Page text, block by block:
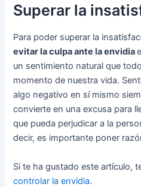
Superar la
Para poder superar la
evitar la culpa ante la envidia
un sentimiento natural que
momento de nuestra vida.
algo negativo en sí mismo
convierte en una excusa para
que pueda perjudicar a la
decir, es importante poner
Si te ha gustado este artículo,
controlar la envidia.